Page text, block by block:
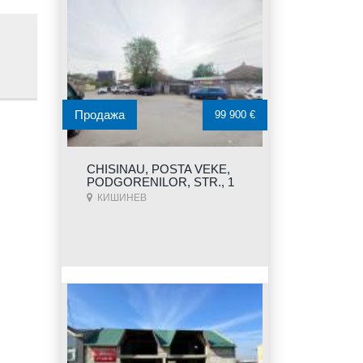
CHISINAU, POSTA VEKE,
PODGORENILOR, STR., 1
КИШИНЕВ
Продажа 99 900 €